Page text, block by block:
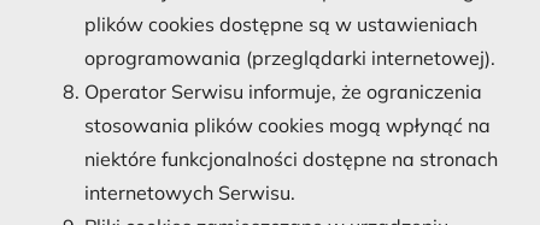
plików cookies dostępne są w ustawieniach
oprogramowania (przeglądarki internetowej).
Operator Serwisu informuje, że ograniczenia
stosowania plików cookies mogą wpłynąć na
niektóre funkcjonalności dostępne na stronach
internetowych Serwisu.